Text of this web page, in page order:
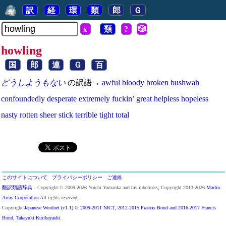
訳 経 環 類 郎 Ｇ
x 類 ? 🎲
howling
国 郎 連 Ｇ 百
どうしようもない の訳語→ awful bloody broken bushwah
confoundedly desperate extremely fuckin’ great helpless hopeless
nasty rotten sheer stick terrible tight total
このサイトについて プライバシーポリシー
ご連絡
翻訳類語辞典 ．Copyright © 2009-2026 Yoichi Yamaoka and his inheritors; Copyright 2013-2026 Marlin
Arms Corporation All rights reserved.
Copyright Japanese Wordnet (v1.1) © 2009-2011 NICT, 2012-2015 Francis Bond and 2016-2017 Francis
Bond, Takayuki Kuribayashi